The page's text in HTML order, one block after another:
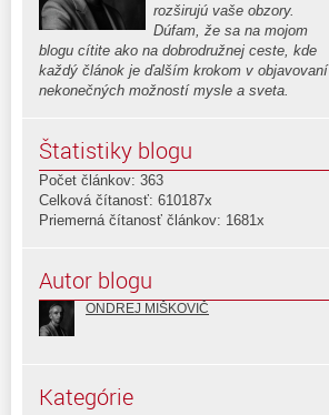
rozširujú vaše obzory.
Dúfam, že sa na mojom
blogu cítite ako na dobrodružnej ceste, kde
každý článok je ďalším krokom v objavovaní
nekonečných možností mysle a sveta.
Štatistiky blogu
Počet článkov: 363
Celková čítanosť: 610187x
Priemerná čítanosť článkov: 1681x
Autor blogu
ONDREJ MIŠKOVIČ
Kategórie